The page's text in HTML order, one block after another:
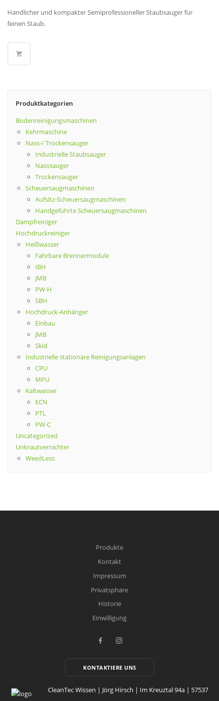
Handlicher und kompakter Semiprofessioneller Staubsauger für
feinen Staub.
Produktkategorien
Bodenreinigungsmaschinen
Kehrmaschine
Nass-/ Trockensauger
Industrielle Staubsauger
Nasssauger
Trockensauger
Scheuersaugmaschinen
Aufsitz-Scheuersaugmaschinen
Handgeführte Scheuersaugmaschinen
Dampfreiniger
Hochdruckreiniger
Heißwasser
Fahrbare Brennermodule
IBH
JMB
PW-H
SBH
Hochdruck-Anhänger
Einbau
JMB
Skid
Industrielle stationäre Reinigungsanlagen
CPU
MPU
Kaltwasser
ECN
PTL
PW-C
Uncategorized
Unkrautvernichter
WeedLess
Produkte
Kontakt
Impressum
Privatsphäre
Historie
Einwilligung
KONTAKTIERE UNS
CleanTec Wissen | Jörg Hirsch | Im Kreuztal 94a | 57537